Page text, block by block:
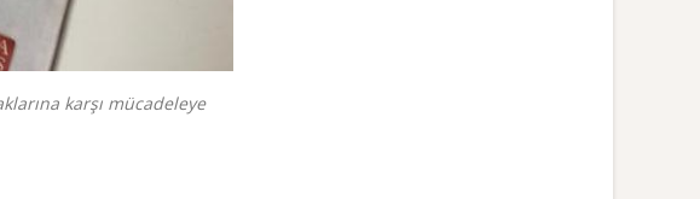
karşı mücadeleye